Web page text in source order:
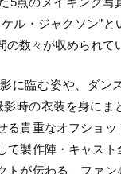
ル・ジャクソン”
の数々が収められて
に臨む姿や、ダン
影時の衣装を身にま
る貴重なオフショ
て製作陣・キャス
トが伝わる、ファ